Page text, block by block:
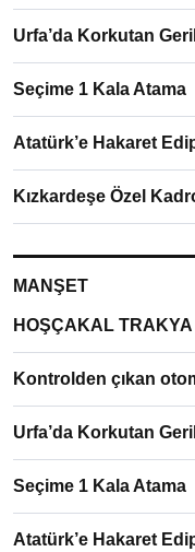
Urfa’da Korkutan
Seçime 1 Kala Atama
Atatürk’e Hakaret
Kızkardeşe Özel
MANŞET
HOŞÇAKAL
Kontrolden çıkan
Urfa’da Korkutan
Seçime 1 Kala Atama
Atatürk’e Hakaret